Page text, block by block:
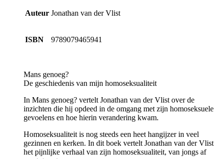
Auteur Jonathan van der Vlist
ISBN 9789079465941
Mans genoeg?
De geschiedenis van mijn homoseksualiteit
In Mans genoeg? vertelt Jonathan van der Vlist over de
inzichten die hij opdeed in de omgang met zijn homoseksuele
gevoelens en hoe hierin verandering kwam.
Homoseksualiteit is nog steeds een heet hangijzer in veel
gezinnen en kerken. In dit boek vertelt Jonathan van der Vlist
het pijnlijke verhaal van zijn homoseksualiteit, van jongs af